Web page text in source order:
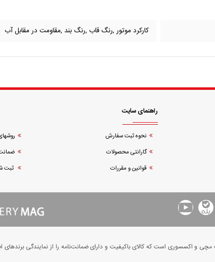
کارکرد موتور ,رنگ قاب ,رنگ بند ,مقاومت در مقابل آب
راهنمای سایت
نحوه ثبت سفارش
گارانتی محصولات
قوانین و مقررات
ثبت
مچی و اکسسوری است که کالای باکیفیت و دارای ضمانت‌نامه را از نمایندگی